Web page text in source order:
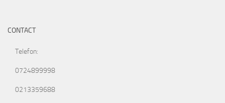
CONTACT
Telefon:
0724899998
0213359688